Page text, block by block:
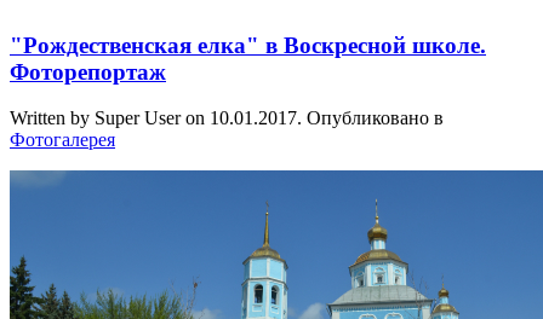
"Рождественская елка" в Воскресной школе.
Фоторепортаж
Written by Super User on 10.01.2017. Опубликовано в
Фотогалерея